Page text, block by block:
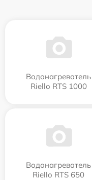
Водонагреватель
Riello RTS 1000
Водонагреватель
Riello RTS 650